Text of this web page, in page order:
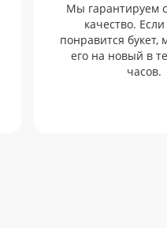
Мы гарантируем
качество.
понравится
его на новый в
часов.